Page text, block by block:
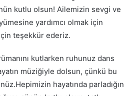
kutlu olsun! Ailemizin sevgi ve
yardımcı olmak için
teşekkür ederiz.
kutlarken ruhunuz dans
müziğiyle dolsun, çünkü bu
hayatında parladığın